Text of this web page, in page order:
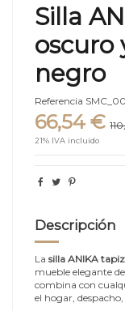
Silla
oscuro
negro
Referencia
66,54 €
21% IVA incluido
Descripción
La silla ANIKA
mueble elegante
combina con
el hogar, despacho,